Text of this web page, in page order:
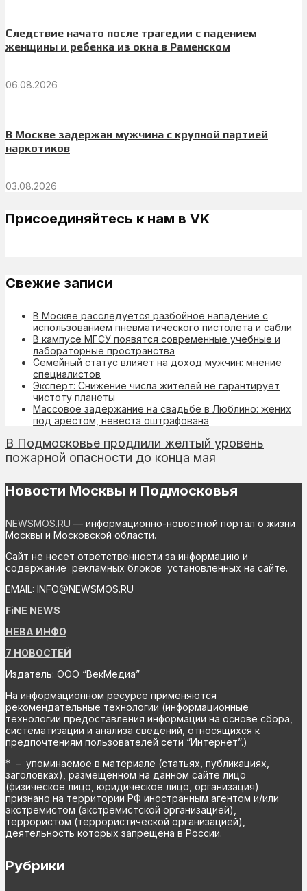
Следствие начато после трагедии с падением
женщины и ребенка из окна в Раменском
06.08.2026
В Москве задержан мужчина с крупной партией
наркотиков
03.08.2026
Присоединяйтесь к нам в VK
Свежие записи
В Москве расследуется разбойное нападение с
использованием пневматического пистолета и сабли
В кампусе МГСУ появятся современные учебные и
лабораторные пространства
Семейный статус влияет на доход мужчин: мнение
специалистов
Эксперт: Снижение числа жителей не гарантирует
чистоту планеты
Массовое задержание на свадьбе в Люблино: жених
под арестом, невеста оштрафована
В Подмосковье продлили желтый уровень
пожарной опасности до конца мая
Новости Москвы и Подмосковья
NEWSMOS.RU — информационно-новостной портал о жизни
Москвы и Московской области.
Сайт не несет ответственности за информацию и
содержание рекламных блоков установленных на сайте.
EMAIL: INFO@NEWSMOS.RU
FiNE NEWS
НЕВА ИНФО
7 НОВОСТЕЙ
Издатель: ООО “ВекМедиа”
На информационном ресурсе применяются
рекомендательные технологии (информационные
технологии предоставления информации на основе сбора,
систематизации и анализа сведений, относящихся к
предпочтениям пользователей сети “Интернет”.)
* – упоминаемое в материале (статьях, публикациях,
заголовках), размещённом на данном сайте лицо
(физическое лицо, юридическое лицо, организация)
признано на территории РФ иностранным агентом и/или
экстремистом (экстремистской организацией),
террористом (террористической организацией),
деятельность которых запрещена в России.
Рубрики